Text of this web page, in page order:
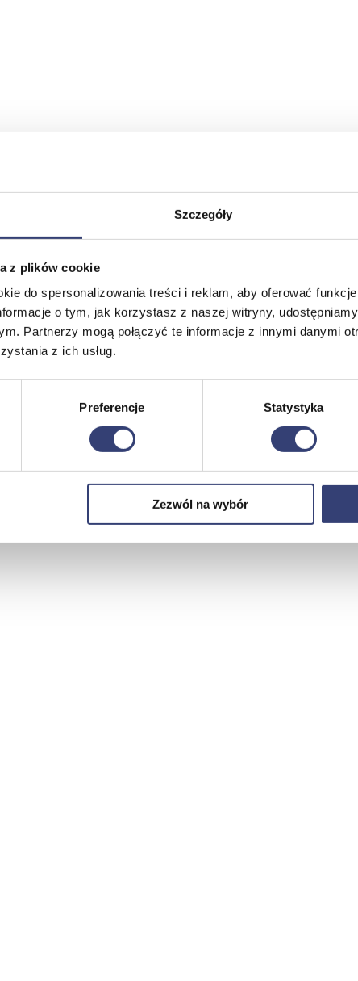
Szczegóły
z plików cookie
do spersonalizowania treści i reklam, aby oferować
o tym, jak korzystasz z naszej witryny,
Partnerzy mogą połączyć te informacje z innymi danymi
z ich usług.
Preferencje Statystyka
Zezwól na wybór